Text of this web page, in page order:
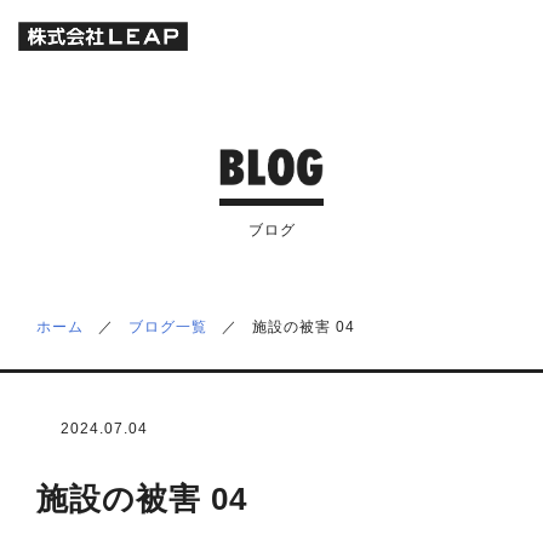
ブログ
ホーム ／ ブログ一覧 ／ 施設の被害 04
2024.07.04
施設の被害 04